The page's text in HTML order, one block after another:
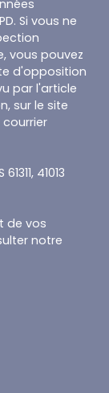
Si vous ne
vous pouvez
d'opposition
par l'article
sur le site
41013
de vos
notre